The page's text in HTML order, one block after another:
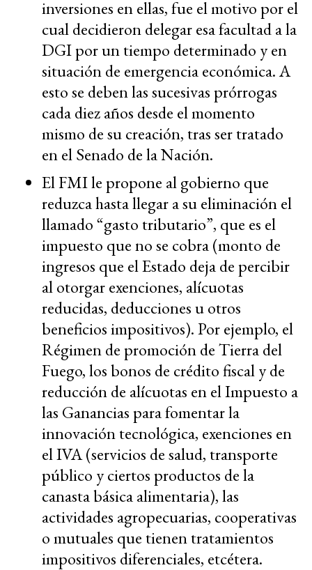
inversiones en ellas, fue el motivo por el
cual decidieron delegar esa facultad a la
DGI por un tiempo determinado y en
situación de emergencia económica. A
esto se deben las sucesivas prórrogas
cada diez años desde el momento
mismo de su creación, tras ser tratado
en el Senado de la Nación.
El FMI le propone al gobierno que
reduzca hasta llegar a su eliminación el
llamado “gasto tributario”, que es el
impuesto que no se cobra (monto de
ingresos que el Estado deja de percibir
al otorgar exenciones, alícuotas
reducidas, deducciones u otros
beneficios impositivos). Por ejemplo, el
Régimen de promoción de Tierra del
Fuego, los bonos de crédito fiscal y de
reducción de alícuotas en el Impuesto a
las Ganancias para fomentar la
innovación tecnológica, exenciones en
el IVA (servicios de salud, transporte
público y ciertos productos de la
canasta básica alimentaria), las
actividades agropecuarias, cooperativas
o mutuales que tienen tratamientos
impositivos diferenciales, etcétera.